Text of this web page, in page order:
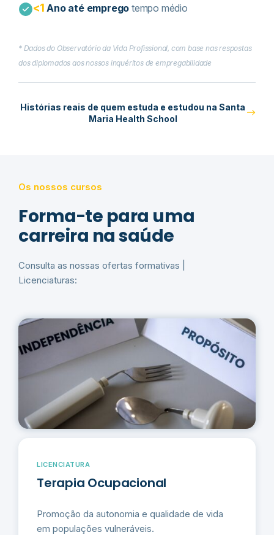
<1 Ano até empregotempo médio
* Dados do Observatório da Vida Profissional, com base nas respostas
dos diplomados aos nossos inquéritos de empregabilidade
Histórias reais de quem estuda e estudou na Santa
Maria Health School
Os nossos cursos
Forma-te para uma
carreira na saúde
Consulta as nossas ofertas formativas |
Licenciaturas:
LICENCIATURA
Terapia Ocupacional
Promoção da autonomia e qualidade de vida
em populações vulneráveis.